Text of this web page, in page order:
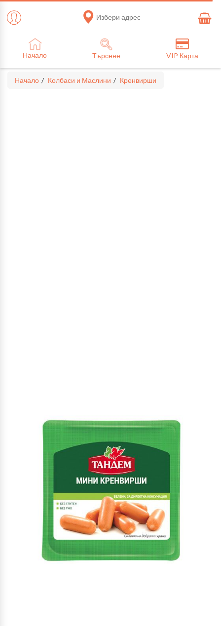
Избери адрес
Начало Търсене VIP Карта
Начало Колбаси и Маслини Кренвирши